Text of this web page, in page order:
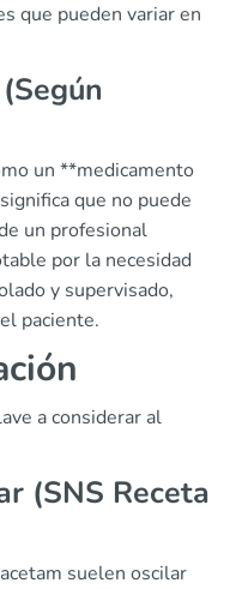
que pueden variar en
un **medicamento
que no puede
un profesional
por la necesidad
y supervisado,
paciente.
a considerar al
(SNS Receta
suelen oscilar